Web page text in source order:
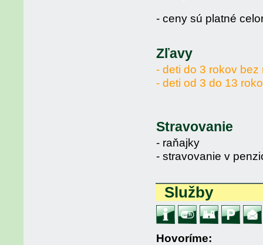
- ceny sú platné
Zľavy
- deti do 3 rokov
- deti od 3 do 13
Stravovanie
- raňajky
- stravovanie v
Služby
Hovoríme: